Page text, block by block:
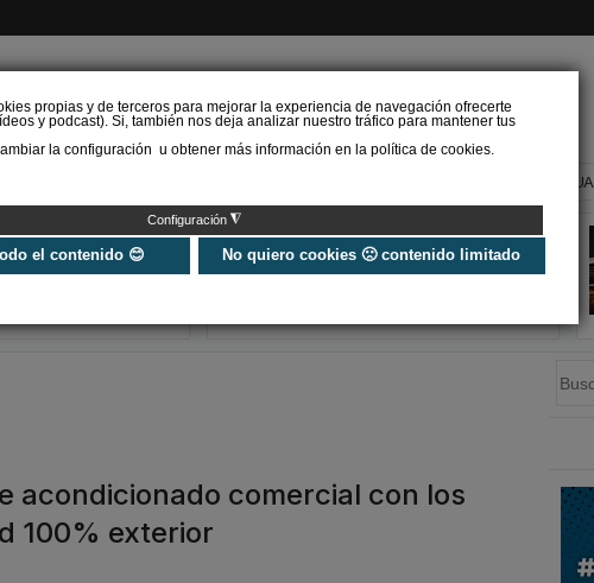
propias y de terceros para mejorar la experiencia de navegación ofrecerte
y podcast). Si, también nos deja analizar nuestro tráfico para mantener tus
la configuración u obtener más información en la política de cookies.
Configuración ◮
el contenido 😊 No quiero cookies 🙁 contenido limitado
BAÑO Y AGUA
para ahorrar
el aire
Cómo calcular el
consumo de un aire
acondicionado de forma
acondicionado comercial con los
100% exterior
u
r